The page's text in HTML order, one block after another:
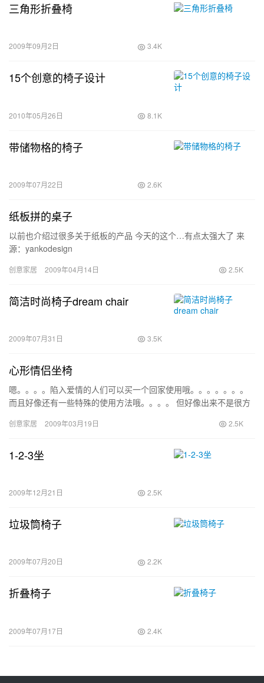
三角形折叠椅
2009年09月2日 3.4K
15个创意的椅子设计
2010年05月26日 8.1K
带储物格的椅子
2009年07月22日 2.6K
纸板拼的桌子
以前也介绍过很多关于纸板的产品 今天的这个…有点太强大了 来
源：yankodesign
创意家居 2009年04月14日 2.5K
简洁时尚椅子dream chair
2009年07月31日 3.5K
心形情侣坐椅
嗯。。。。陷入爱情的人们可以买一个回家使用哦。。。。。。。
而且好像还有一些特殊的使用方法哦。。。。 但好像出来不是很方
创意家居 2009年03月19日 2.5K
1-2-3坐
2009年12月21日 2.5K
垃圾筒椅子
2009年07月20日 2.2K
折叠椅子
2009年07月17日 2.4K